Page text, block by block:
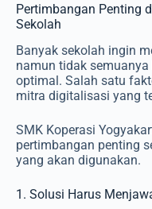
Pertimbangan Penting
Sekolah
Banyak sekolah ingin
namun tidak
optimal. Salah satu
mitra digitalisasi yang
SMK Koperasi
pertimbangan penting
yang akan digunakan.
1. Solusi Harus